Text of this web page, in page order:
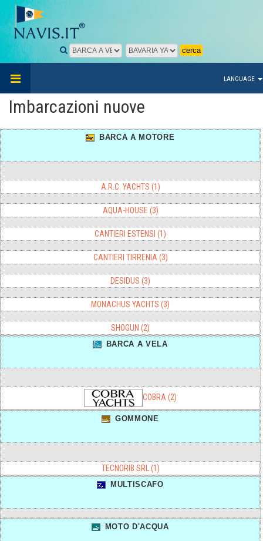
LANGUAGE
Imbarcazioni nuove
BARCA A MOTORE
A.R.C. YACHTS (1)
AQUA-HOUSE (3)
CANTIERI ESTENSI (1)
CANTIERI TIRRENIA (3)
DESIDUS (3)
MONACHUS YACHTS (3)
SHOGUN (2)
BARCA A VELA
COBRA (2)
GOMMONE
TECNORIB SRL (1)
MULTISCAFO
MOTO D'ACQUA